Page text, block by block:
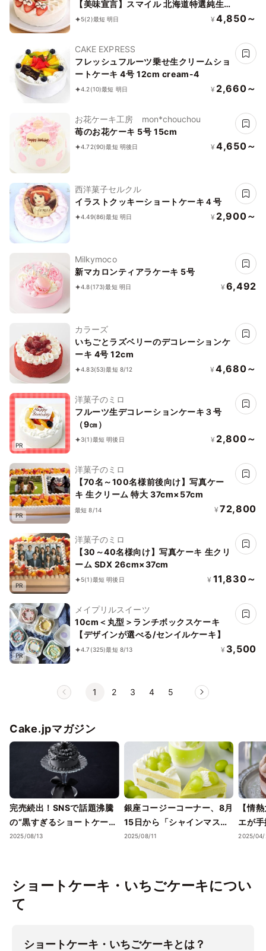
【美味宣言】スマイル 北海道特選純生
苺ショート ケーキ 4号 1２cm ＊当日配
5(2)最短 明日 ¥ 4,850～
CAKE EXPRESS
フレッシュフルーツ乗せ生クリームショ
ートケーキ 4号 12cm cream-4
4.2(10)最短 明日 ¥ 2,660～
お花ケーキ工房 mon*chouchou
苺のお花ケーキ 5号 15cm
4.72(90)最短 明後日 ¥ 4,650～
西洋菓子セルクル
イラストクッキーショートケーキ４号
4.49(86)最短 明日 ¥ 2,900～
Milkymoco
新マカロンティアラケーキ 5号
4.8(173)最短 明日 ¥ 6,492
カラーズ
いちごとラズベリーのデコレーションケ
ーキ 4号 12cm
4.83(53)最短 8/12 ¥ 4,680～
PR
洋菓子のミロ
フルーツ生デコレーションケーキ３号
（9㎝）
3(1)最短 明後日 ¥ 2,800～
PR
洋菓子のミロ
【70名～100名様前後向け】写真ケー
キ 生クリーム 特大 37cm×57cm
最短 8/14 ¥ 72,800
PR
洋菓子のミロ
【30～40名様向け】写真ケーキ 生クリ
ーム SDX 26cm×37cm
5(1)最短 明後日 ¥ 11,830～
PR
メイプリルスイーツ
10cm＜丸型＞ランチボックスケーキ
【デザインが選べる/センイルケーキ】
4.7 (325)最短 8/13 ¥ 3,500
1 2 3 4 5
Cake.jpマガジン
完売続出！SNSで話題沸騰
の“黒すぎるショートケー
キ”とは
2025/08/13
銀座コージーコーナー、8月
15日から「シャインマスカ
ットフェア」開催！ショー
2025/08/11
【情
エが
が新
2025/
ショートケーキ・いちごケーキについ
て
ショートケーキ・いちごケーキとは？